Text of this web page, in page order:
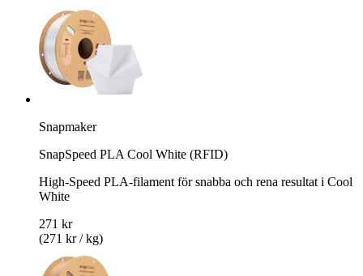
Snapmaker
SnapSpeed PLA Cool White (RFID)
High-Speed PLA-filament för snabba och rena resultat i Cool
White
271 kr
(271 kr / kg)